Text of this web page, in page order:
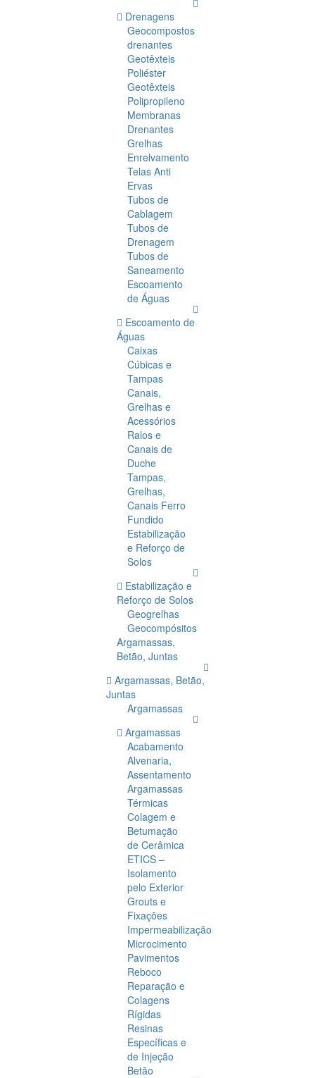
Drenagens
Geocompostos
drenantes
Geotêxteis
Poliéster
Geotêxteis
Polipropileno
Membranas
Drenantes
Grelhas
Enrelvamento
Telas Anti
Ervas
Tubos de
Cablagem
Tubos de
Drenagem
Tubos de
Saneamento
Escoamento
de Águas
Escoamento de
Águas
Caixas
Cúbicas e
Tampas
Canais,
Grelhas e
Acessórios
Ralos e
Canais de
Duche
Tampas,
Grelhas,
Canais Ferro
Fundido
Estabilização
e Reforço de
Solos
Estabilização e
Reforço de Solos
Geogrelhas
Geocompósitos
Argamassas,
Betão, Juntas
Argamassas, Betão,
Juntas
Argamassas
Argamassas
Acabamento
Alvenaria,
Assentamento
Argamassas
Térmicas
Colagem e
Betumação
de Cerâmica
ETICS –
Isolamento
pelo Exterior
Grouts e
Fixações
Impermeabilização
Microcimento
Pavimentos
Reboco
Reparação e
Colagens
Rígidas
Resinas
Específicas e
de Injeção
Betão